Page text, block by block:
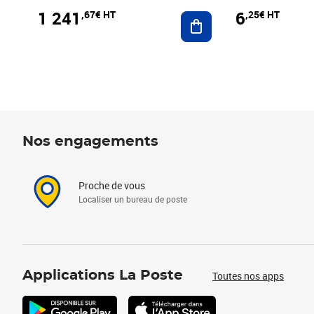
1 241 ,67€ HT Ajouter au panier
6,25€ HT
Nos engagements
Proche de vous
Localiser un bureau de poste
Applications La Poste Toutes nos apps